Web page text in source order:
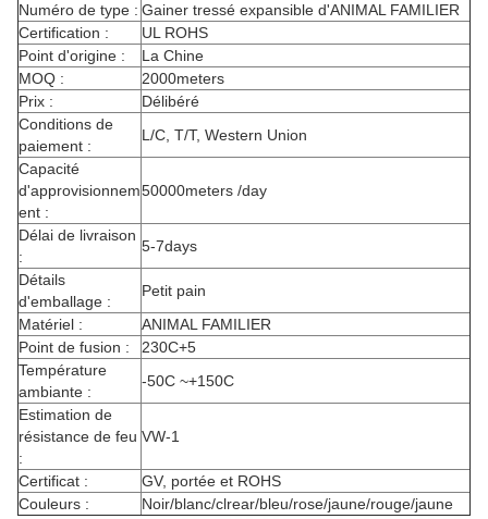
Numéro de type : Gainer tressé expansible d'ANIMAL FAMILIER
Certification :
UL ROHS
Point d'origine :
La Chine
MOQ :
2000meters
Prix :
Délibéré
Conditions de
paiement :
L/C, T/T, Western Union
Capacité
d'approvisionnem
ent :
50000meters /day
Délai de livraison
:
5-7days
Détails
d'emballage :
Petit pain
Matériel :
ANIMAL FAMILIER
Point de fusion :
230C+5
Température
ambiante :
-50C ~+150C
Estimation de
résistance de feu
:
VW-1
Certificat :
GV, portée et ROHS
Couleurs :
Noir/blanc/clrear/bleu/rose/jaune/rouge/jaune